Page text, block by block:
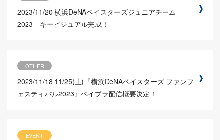
2023/11/20 横浜DeNAベイスターズジュニアチーム
2023 キービジュアル完成！
OTHER
2023/11/18 11/25(土)『横浜DeNAベイスターズ ファンフ
ェスティバル2023』ベイプラ配信概要決定！
EVENT